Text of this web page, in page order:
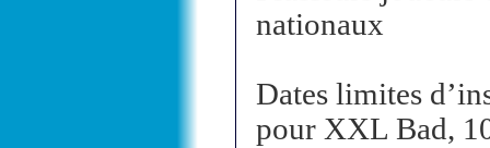
nationaux
Dates limites
pour XXL Bad,